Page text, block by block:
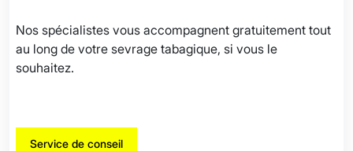
Nos spécialistes vous accompagnent gratuitement tout
au long de votre sevrage tabagique, si vous le
souhaitez.
Service de conseil